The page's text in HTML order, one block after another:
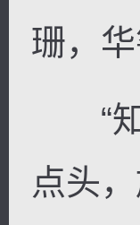
珊，
“知
点头